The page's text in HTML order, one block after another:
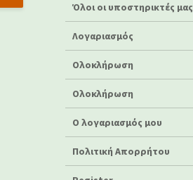
Όλοι οι υποστηρικτές μας
Λογαριασμός
Ολοκλήρωση
Ολοκλήρωση
Ο λογαριασμός μου
Πολιτική Απορρήτου